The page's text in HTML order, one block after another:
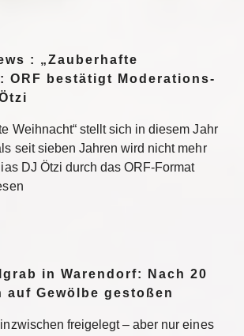
: „Zauberhafte
ORF bestätigt Moderations-
Weihnacht“ stellt sich in diesem Jahr
seit sieben Jahren wird nicht mehr
DJ Ötzi durch das ORF-Format
in Warendorf: Nach 20
auf Gewölbe gestoßen
freigelegt – aber nur eines